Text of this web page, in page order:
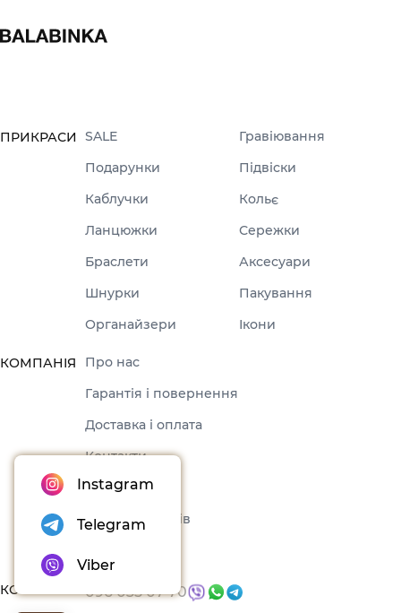
ПРИКРАСИ SALE
Гравіювання
Подарунки
Підвіски
Каблучки
Кольє
Ланцюжки
Сережки
Браслети
Аксесуари
Шнурки
Пакування
Органайзери
Ікони
КОМПАНІЯ
Про нас
Гарантія і повернення
Доставка і оплата
Контакти
Оферта
Набори товарів
КОНТАКТИ 096 035 07 70
Instagram
Telegram
Viber